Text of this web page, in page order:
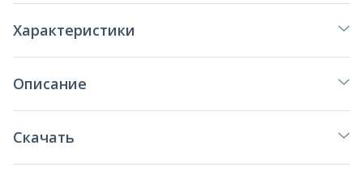
Характеристики
Описание
Скачать